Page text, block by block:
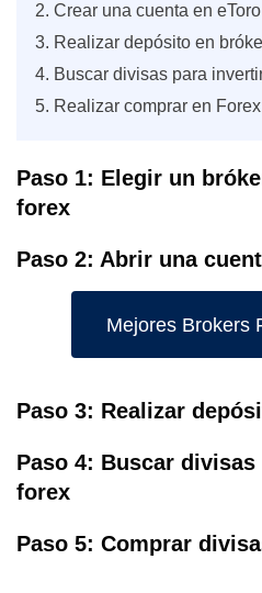
Crear una cuenta en eToro
Realizar depósito en
Buscar divisas para
Realizar comprar en
Paso 1: Elegir un
forex
Paso 2: Abrir una
Mejores Brokers
Paso 3: Realizar
Paso 4: Buscar
forex
Paso 5: Comprar